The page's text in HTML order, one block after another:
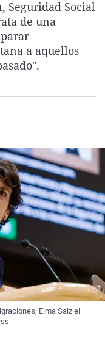
La rosa de los vientos
Gente viajera
Como el perro y el
Caso
Retornados
Equipo de
Extremadura
Galicia
La Rioja
País Vasco
Virales
Televisión
Elecciones
Seguridad Social
de una
a aquellos
Elma Saiz el